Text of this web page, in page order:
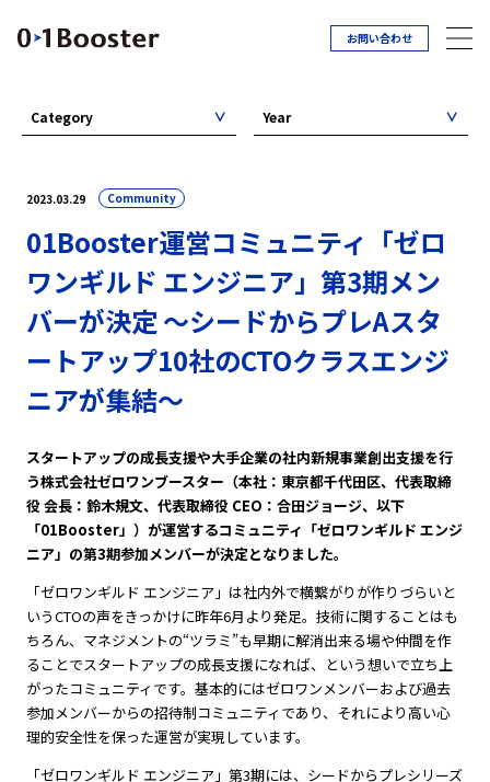
お問い合わせ
2023.03.29 Community
01Booster運営コミュニティ「ゼロ
ワンギルド エンジニア」第3期メン
バーが決定 ～シードからプレAスタ
ートアップ10社のCTOクラスエンジ
ニアが集結～
スタートアップの成長支援や大手企業の社内新規事業創出支援を行
う株式会社ゼロワンブースター（本社：東京都千代田区、代表取締
役 会長：鈴木規文、代表取締役 CEO：合田ジョージ、以下
「01Booster」）が運営するコミュニティ「ゼロワンギルド エンジ
ニア」の第3期参加メンバーが決定となりました。
「ゼロワンギルド エンジニア」は社内外で横繋がりが作りづらいと
いうCTOの声をきっかけに昨年6月より発足。技術に関することはも
ちろん、マネジメントの“ツラミ”も早期に解消出来る場や仲間を作
ることでスタートアップの成長支援になれば、という想いで立ち上
がったコミュニティです。基本的にはゼロワンメンバーおよび過去
参加メンバーからの招待制コミュニティであり、それにより高い心
理的安全性を保った運営が実現しています。
「ゼロワンギルド エンジニア」第3期には、シードからプレシリーズ
Category Year